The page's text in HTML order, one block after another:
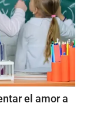
el amor a